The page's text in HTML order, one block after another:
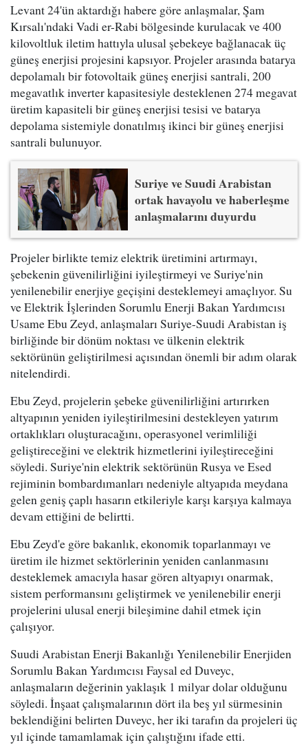
Levant 24'ün aktardığı habere göre anlaşmalar, Şam
Kırsalı'ndaki Vadi er-Rabi bölgesinde kurulacak ve 400
kilovoltluk iletim hattıyla ulusal şebekeye bağlanacak üç
güneş enerjisi projesini kapsıyor. Projeler arasında batarya
depolamalı bir fotovoltaik güneş enerjisi santrali, 200
megavatlık inverter kapasitesiyle desteklenen 274 megavat
üretim kapasiteli bir güneş enerjisi tesisi ve batarya
depolama sistemiyle donatılmış ikinci bir güneş enerjisi
santrali bulunuyor.
Suriye ve Suudi Arabistan
ortak havayolu ve haberleşme
anlaşmalarını duyurdu
Projeler birlikte temiz elektrik üretimini artırmayı,
şebekenin güvenilirliğini iyileştirmeyi ve Suriye'nin
yenilenebilir enerjiye geçişini desteklemeyi amaçlıyor. Su
ve Elektrik İşlerinden Sorumlu Enerji Bakan Yardımcısı
Usame Ebu Zeyd, anlaşmaları Suriye-Suudi Arabistan iş
birliğinde bir dönüm noktası ve ülkenin elektrik
sektörünün geliştirilmesi açısından önemli bir adım olarak
nitelendirdi.
Ebu Zeyd, projelerin şebeke güvenilirliğini artırırken
altyapının yeniden iyileştirilmesini destekleyen yatırım
ortaklıkları oluşturacağını, operasyonel verimliliği
geliştireceğini ve elektrik hizmetlerini iyileştireceğini
söyledi. Suriye'nin elektrik sektörünün Rusya ve Esed
rejiminin bombardımanları nedeniyle altyapıda meydana
gelen geniş çaplı hasarın etkileriyle karşı karşıya kalmaya
devam ettiğini de belirtti.
Ebu Zeyd'e göre bakanlık, ekonomik toparlanmayı ve
üretim ile hizmet sektörlerinin yeniden canlanmasını
desteklemek amacıyla hasar gören altyapıyı onarmak,
sistem performansını geliştirmek ve yenilenebilir enerji
projelerini ulusal enerji bileşimine dahil etmek için
çalışıyor.
Suudi Arabistan Enerji Bakanlığı Yenilenebilir Enerjiden
Sorumlu Bakan Yardımcısı Faysal ed Duveyc,
anlaşmaların değerinin yaklaşık 1 milyar dolar olduğunu
söyledi. İnşaat çalışmalarının dört ila beş yıl sürmesinin
beklendiğini belirten Duveyc, her iki tarafın da projeleri üç
yıl içinde tamamlamak için çalıştığını ifade etti.